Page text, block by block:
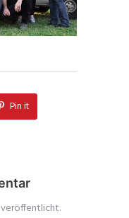
Pin it
veröffentlicht.